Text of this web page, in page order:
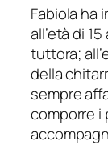
Fabiola ha
all’età di
tuttora;
della
sempre
comporre i